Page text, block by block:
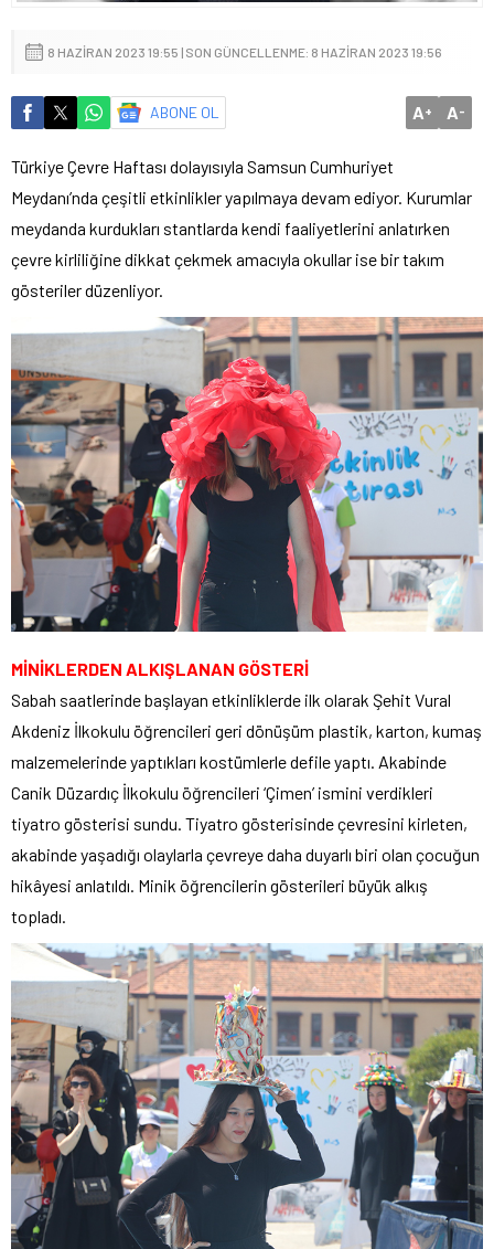
8 HAZIRAN 2023 19:55 | SON GÜNCELLENME: 8 HAZIRAN 2023 19:56
ABONE OL A+ A-
Türkiye Çevre Haftası dolayısıyla Samsun Cumhuriyet
Meydanı’nda çeşitli etkinlikler yapılmaya devam ediyor. Kurumlar
meydanda kurdukları stantlarda kendi faaliyetlerini anlatırken
çevre kirliliğine dikkat çekmek amacıyla okullar ise bir takım
gösteriler düzenliyor.
MİNİKLERDEN ALKIŞLANAN GÖSTERİ
Sabah saatlerinde başlayan etkinliklerde ilk olarak Şehit Vural
Akdeniz İlkokulu öğrencileri geri dönüşüm plastik, karton, kumaş
malzemelerinde yaptıkları kostümlerle defile yaptı. Akabinde
Canik Düzardıç İlkokulu öğrencileri ‘Çimen’ ismini verdikleri
tiyatro gösterisi sundu. Tiyatro gösterisinde çevresini kirleten,
akabinde yaşadığı olaylarla çevreye daha duyarlı biri olan çocuğun
hikâyesi anlatıldı. Minik öğrencilerin gösterileri büyük alkış
topladı.